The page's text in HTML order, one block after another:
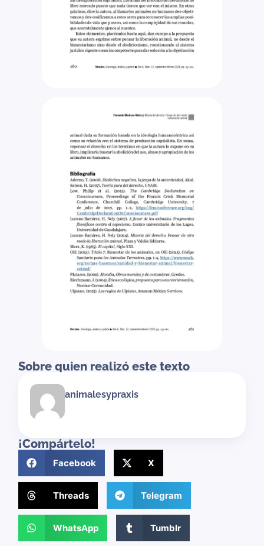
Sobre quien realizó este texto
animalesypraxis
¡Compártelo!
Facebook X
Threads Telegram
WhatsApp Tumblr